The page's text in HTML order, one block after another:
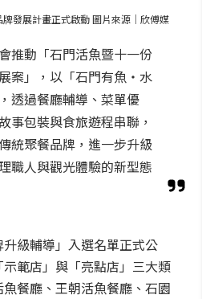
發展計畫正式啟動 圖片來源｜欣傅媒
推動「石門活魚暨十一份
案」，以「石門有魚・水
透過餐廳輔導、菜單優
事包裝與食旅遊程串聯，
統聚餐品牌，進一步升級
職人與觀光體驗的新型態
級輔導」入選名單正式公
範店」與「亮點店」三大類
餐廳、王朝活魚餐廳、石園